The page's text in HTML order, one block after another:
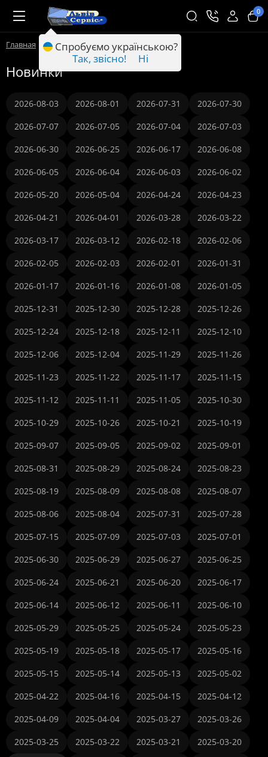
0
Главная Новинки
Новинки
2026-08-03 2026-08-01 2026-07-31
2026-07-30
2026-07-07
2026-07-05 2026-07-04
2026-07-03
2026-06-30
2026-06-25 2026-06-17
2026-06-08
2026-06-05
2026-06-04 2026-06-03
2026-06-02
2026-05-20
2026-05-04 2026-04-24
2026-04-23
2026-04-21
2026-04-01 2026-03-28
2026-03-22
2026-03-17
2026-03-12 2026-02-18
2026-02-06
2026-02-05
2026-02-03 2026-02-01
2026-01-31
2026-01-17
2026-01-16 2026-01-08
2026-01-05
2025-12-31
2025-12-30 2025-12-28
2025-12-26
2025-12-24
2025-12-18 2025-12-11
2025-12-10
2025-12-06
2025-12-04 2025-11-29
2025-11-26
2025-11-23
2025-11-22 2025-11-17
2025-11-15
2025-11-12
2025-11-11 2025-11-05
2025-10-30
2025-10-29
2025-10-26 2025-10-21
2025-10-19
2025-09-07
2025-09-05 2025-09-02
2025-09-01
2025-08-31
2025-08-29 2025-08-24
2025-08-23
2025-08-19
2025-08-09 2025-08-08
2025-08-07
2025-08-06
2025-08-04 2025-07-31
2025-07-28
2025-07-15
2025-07-09 2025-07-03
2025-07-01
2025-06-30
2025-06-29 2025-06-27
2025-06-25
2025-06-24
2025-06-21 2025-06-20
2025-06-17
2025-06-14
2025-06-12 2025-06-11
2025-06-10
2025-05-29
2025-05-25 2025-05-24
2025-05-23
2025-05-19
2025-05-18 2025-05-17
2025-05-16
2025-05-15
2025-05-14 2025-05-13
2025-05-02
2025-04-22
2025-04-16 2025-04-15
2025-04-12
2025-04-09
2025-04-04 2025-03-27
2025-03-26
2025-03-25
2025-03-22 2025-03-21
2025-03-20
Спробуємо українською?
Так, звісно!
Ні